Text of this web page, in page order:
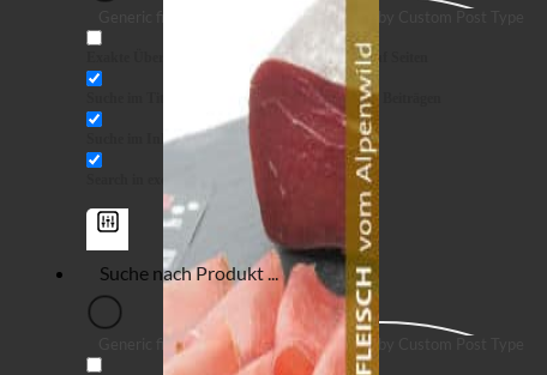
Suche im Inhalt
Filter by Custom Post Type
Suche auf Seiten
Suche in Beiträgen
Generic filters Filter by Custom Post Type